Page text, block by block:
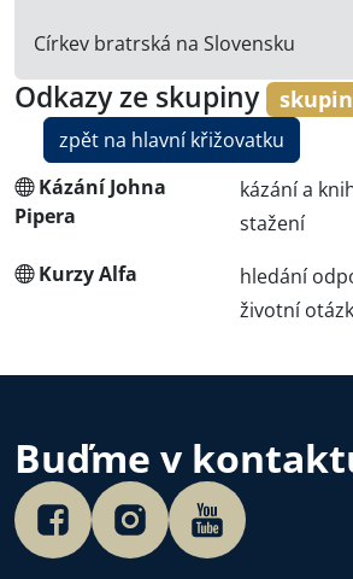
Církev bratrská na Slovensku
Odkazy ze skupiny
zpět na hlavní křižovatku
Kázání Johna
Pipera
kázání a
stažení
Kurzy Alfa
hledání
životní
Buďme v